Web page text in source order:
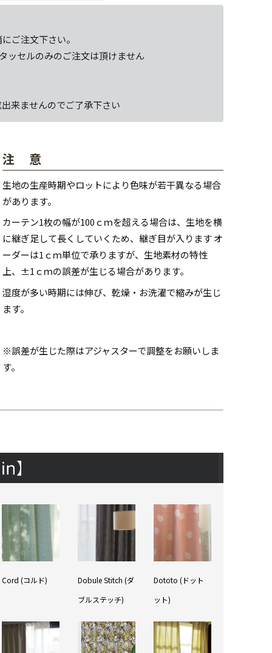
ご注文下さい。
ッセルのみのご注文は頂けません
来ませんのでご了承下さい
注 意
生地の生産時期やロットにより色味が若干異なる場合
があります。
カーテン1枚の幅が100ｃｍを超える場合は、生地を横
に継ぎ足して長くしていくため、継ぎ目が入ります オ
ーダーは1ｃｍ単位で承りますが、生地素材の特性
上、±1ｃｍの誤差が生じる場合があります。
湿度が多い時期には伸び、乾燥・お洗濯で縮みが生じ
ます。
※誤差が生じた際はアジャスターで調整をお願いしま
す。
Cord (コルド)
Dobule Stitch (ダ
ブルステッチ)
Dototo (ドット
ット)